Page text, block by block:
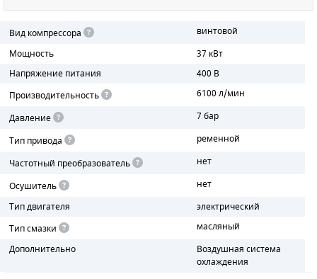
Вид компрессора
винтовой
Мощность
37 кВт
Напряжение питания
400 В
Производительность
6100 л/мин
Давление
7 бар
Тип привода
ременной
Частотный преобразователь
нет
Осушитель
нет
Тип двигателя
электрический
Тип смазки
масляный
Дополнительно
Воздушная система
охлаждения
РАДИАТОРЫ
ПОРШНЕВЫЕ БЛОКИ
ДЕТАЛИ ПОРШНЕВЫХ КОМПРЕССОРОВ
ДЕТАЛИ СПИРАЛЬНЫХ КОМПРЕССОРОВ
ДЕТАЛИ НАСОСНОЙ ЧАСТИ